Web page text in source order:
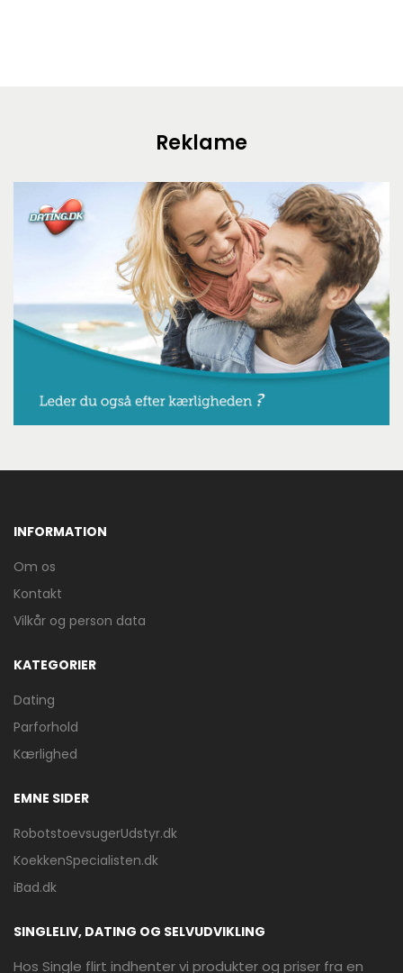
Reklame
INFORMATION
Om os
Kontakt
Vilkår og person data
KATEGORIER
Dating
Parforhold
Kærlighed
EMNE SIDER
RobotstoevsugerUdstyr.dk
KoekkenSpecialisten.dk
iBad.dk
SINGLELIV, DATING OG SELVUDVIKLING
Hos Single flirt indhenter vi produkter og priser fra en